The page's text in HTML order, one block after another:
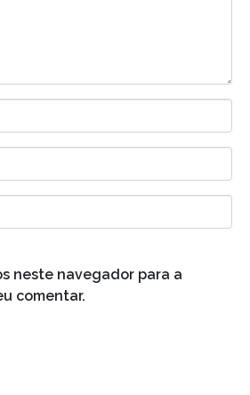
neste navegador para a
comentar.